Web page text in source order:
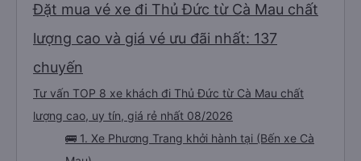
Đặt mua vé xe đi Thủ Đức từ Cà Mau chất
lượng cao và giá vé ưu đãi nhất: 137
chuyến
Tư vấn TOP 8 xe khách đi Thủ Đức từ Cà Mau chất
lượng cao, uy tín, giá rẻ nhất 08/2026
🚌 1. Xe Phương Trang khởi hành tại (Bến xe Cà